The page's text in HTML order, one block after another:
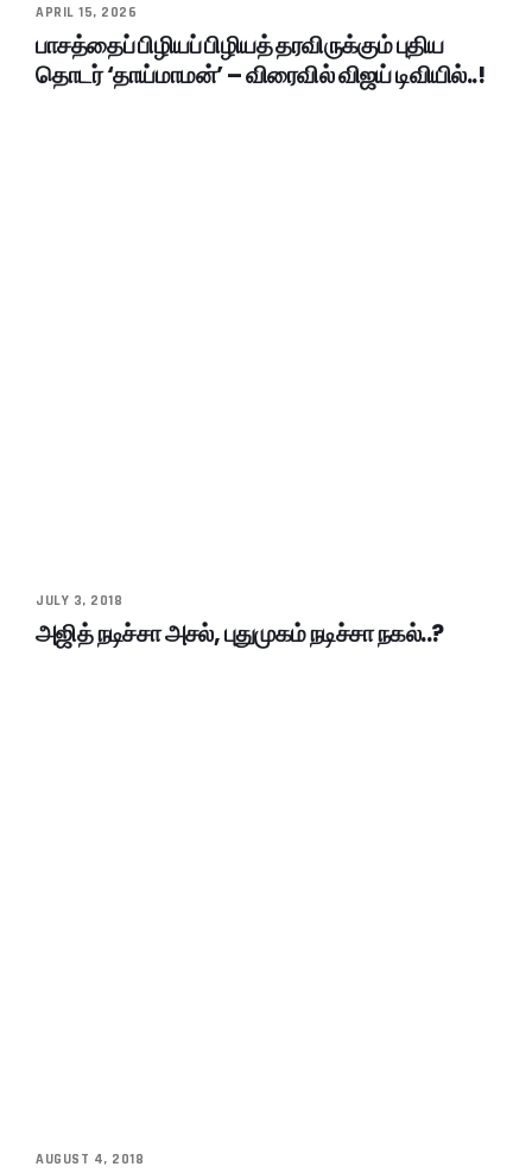
APRIL 15, 2026
பாசத்தைப் பிழியப் பிழியத் தரவிருக்கும் புதிய
தொடர் ‘தாய்மாமன்’ – விரைவில் விஜய் டிவியில்..!
JULY 3, 2018
அஜித் நடிச்சா அசல், புதுமுகம் நடிச்சா நகல்..?
AUGUST 4, 2018